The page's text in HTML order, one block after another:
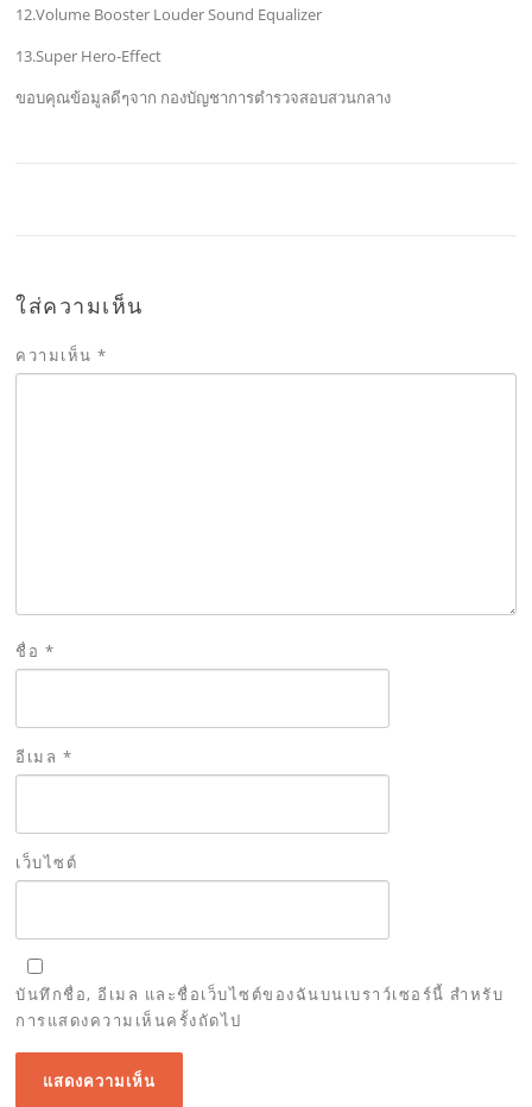
12.Volume Booster Louder Sound Equalizer
13.Super Hero-Effect
ขอบคุณข้อมูลดีๆจาก กองบัญชาการตำรวจสอบสวนกลาง
ใส่ความเห็น
ความเห็น*
ชื่อ *
อีเมล *
เว็บไซต์
บันทึกชื่อ, อีเมล และชื่อเว็บไซต์ของฉันบนเบราว์เซอร์นี้ สำหรับ
การแสดงความเห็นครั้งถัดไป